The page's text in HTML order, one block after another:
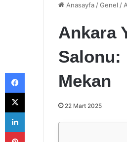
Anasayfa /Genel /
Ankara
Salonu:
Mekan
22 Mart 2025
Facebook
X
LinkedIn
Pinterest